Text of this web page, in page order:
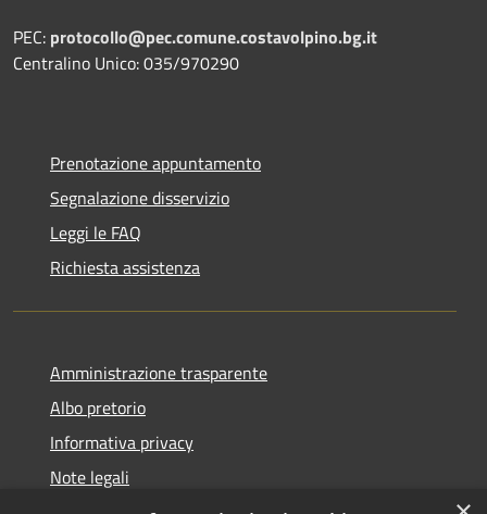
PEC: protocollo@pec.comune.costavolpino.bg.it
Centralino Unico: 035/970290
Prenotazione appuntamento
Segnalazione disservizio
Leggi le FAQ
Richiesta assistenza
Amministrazione trasparente
Albo pretorio
Informativa privacy
Note legali